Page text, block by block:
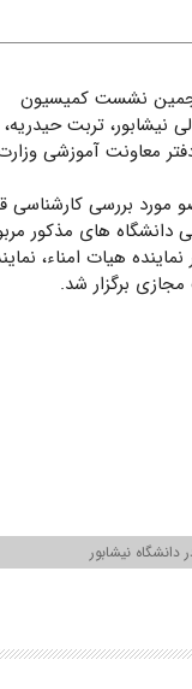
نشست کمیسیون
نیشابور، تربت حیدریه،
روز چهارشنبه ۲۱ تیرماه در دفتر معاونت آموزشی
عضو مورد بررسی کارشناسی
های مذکور
۲۰ تیرماه با حضور نماینده هیات امناء،
برگزار شد.
نیشابور